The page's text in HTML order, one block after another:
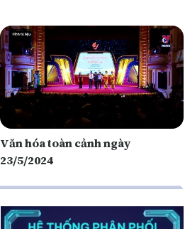
Văn hóa toàn cảnh ngày
23/5/2024